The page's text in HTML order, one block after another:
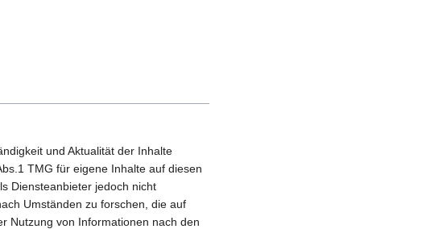
und Aktualität der Inhalte
TMG für eigene Inhalte auf diesen
Diensteanbieter jedoch nicht
Umständen zu forschen, die auf
Nutzung von Informationen nach den